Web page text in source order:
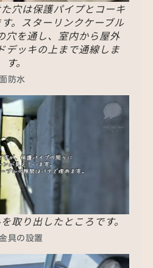
穴は保護パイプとコーキ
。スターリンクケーブル
穴を通し、室内から屋外
デッキの上まで通線しま
す。
防水
取り出したところです。
具の設置